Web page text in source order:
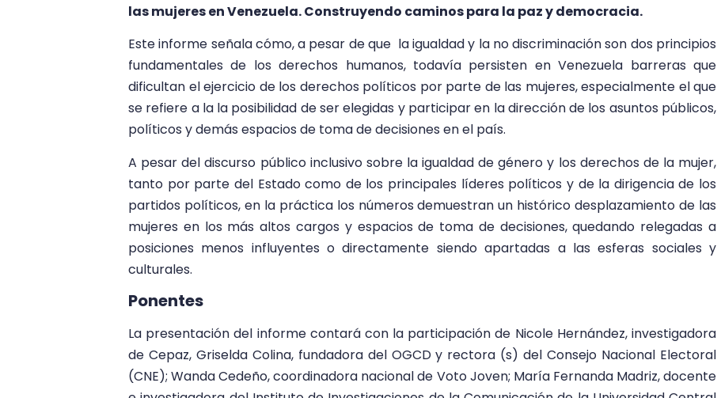
las mujeres en Venezuela. Construyendo caminos para la paz y democracia.
Este informe señala cómo, a pesar de que laigualdad y la no discriminación son dos principios
fundamentales de los derechos humanos, todavía persisten en Venezuela barreras que
dificultan el ejercicio de los derechos políticos por parte de las mujeres, especialmente el que
se refiere a la la posibilidad de ser elegidas y participar en la dirección de los asuntos públicos,
políticos y demás espacios de toma de decisiones en el país.
A pesar del discurso público inclusivo sobre la igualdad de género y los derechos de la mujer,
tanto por parte del Estado como de los principales líderes políticos y de la dirigencia de los
partidos políticos, en la práctica los números demuestran un histórico desplazamiento de las
mujeres en los más altos cargos y espacios de toma de decisiones, quedando relegadas a
posiciones menos influyentes o directamente siendo apartadas a las esferas sociales y
culturales.
Ponentes
La presentación del informe contará con la participación de Nicole Hernández, investigadora
de Cepaz, Griselda Colina, fundadora del OGCD y rectora (s) del Consejo Nacional Electoral
(CNE); Wanda Cedeño, coordinadora nacional de Voto Joven; María Fernanda Madriz, docente